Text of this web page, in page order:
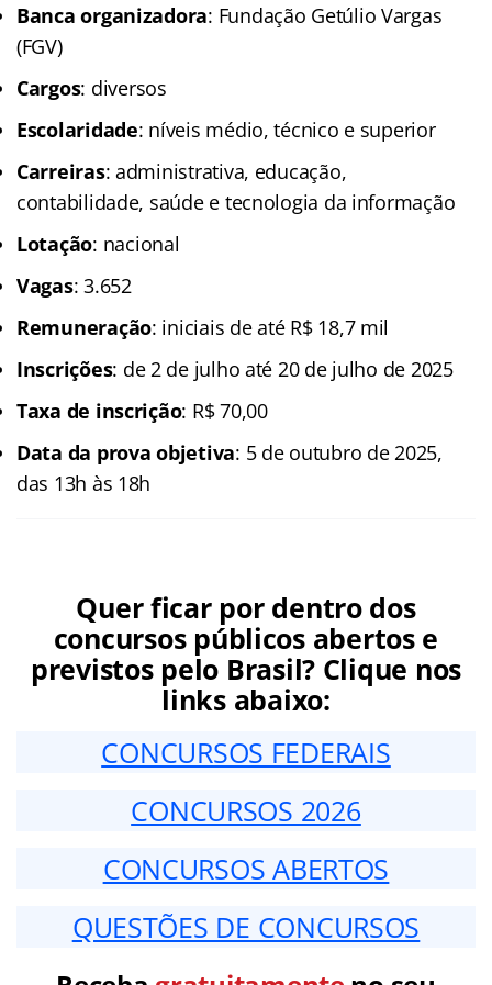
Banca organizadora: Fundação Getúlio Vargas
(FGV)
Cargos: diversos
Escolaridade: níveis médio, técnico e superior
Carreiras: administrativa, educação,
contabilidade, saúde e tecnologia da informação
Lotação: nacional
Vagas: 3.652
Remuneração: iniciais de até R$ 18,7 mil
Inscrições: de 2 de julho até 20 de julho de 2025
Taxa de inscrição: R$ 70,00
Data da prova objetiva: 5 de outubro de 2025,
das 13h às 18h
Quer ficar por dentro dos
concursos públicos abertos e
previstos pelo Brasil? Clique nos
links abaixo:
CONCURSOS FEDERAIS
CONCURSOS 2026
CONCURSOS ABERTOS
QUESTÕES DE CONCURSOS